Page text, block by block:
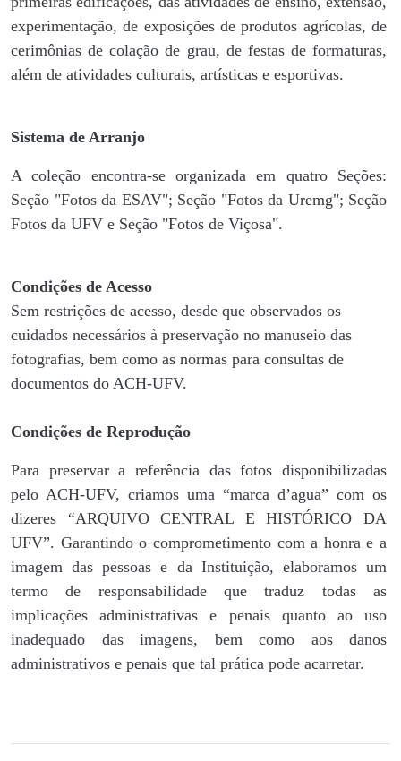
experimentação, de exposições de produtos agrícolas, de
cerimônias de colação de grau, de festas de formaturas,
além de atividades culturais, artísticas e esportivas.
Sistema de Arranjo
A coleção encontra-se organizada em quatro Seções:
Seção "Fotos da ESAV"; Seção "Fotos da Uremg"; Seção
Fotos da UFV e Seção "Fotos de Viçosa".
Condições de Acesso
Sem restrições de acesso, desde que observados os
cuidados necessários à preservação no manuseio das
fotografias, bem como as normas para consultas de
documentos do ACH-UFV.
Condições de Reprodução
Para preservar a referência das fotos disponibilizadas
pelo ACH-UFV, criamos uma “marca d’agua” com os
dizeres “ARQUIVO CENTRAL E HISTÓRICO DA
UFV”. Garantindo o comprometimento com a honra e a
imagem das pessoas e da Instituição, elaboramos um
termo de responsabilidade que traduz todas as
implicações administrativas e penais quanto ao uso
inadequado das imagens, bem como aos danos
administrativos e penais que tal prática pode acarretar.